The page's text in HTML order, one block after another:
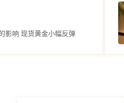
影响 现货黄金小幅反弹